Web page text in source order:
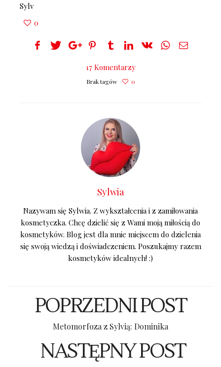
Sylv
0
17 Komentarzy
Brak tagów 0
Sylwia
Nazywam się Sylwia. Z wykształcenia i z zamiłowania
kosmetyczka. Chcę dzielić się z Wami moją miłością do
kosmetyków. Blog jest dla mnie miejscem do dzielenia
się swoją wiedzą i doświadczeniem. Poszukajmy razem
kosmetyków idealnych! :)
POPRZEDNI POST
Metomorfoza z Sylvią: Dominika
NASTĘPNY POST